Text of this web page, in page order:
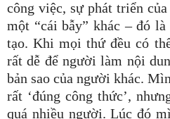
công việc, sự phát triển
một “cái bẫy” khác – đó
tạo. Khi mọi thứ đều có
rất dễ để người làm nội
bản sao của người khác.
rất ‘đúng công thức’,
quá nhiều người. Lúc đó